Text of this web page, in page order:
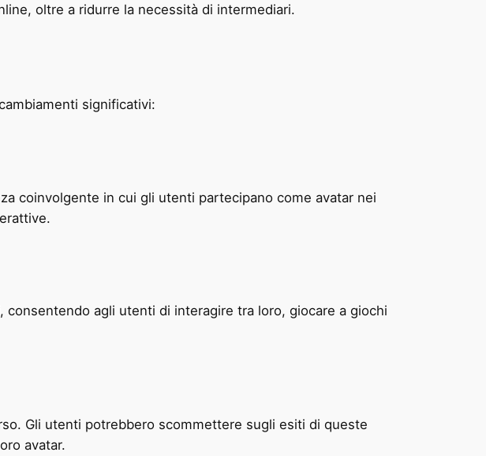
oltre a ridurre la necessità di intermediari.
significativi:
coinvolgente in cui gli utenti partecipano come avatar nei
agli utenti di interagire tra loro, giocare a giochi
Gli utenti potrebbero scommettere sugli esiti di queste
avatar.